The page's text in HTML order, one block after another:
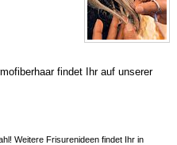
findet Ihr auf unserer
Weitere Frisurenideen findet Ihr in